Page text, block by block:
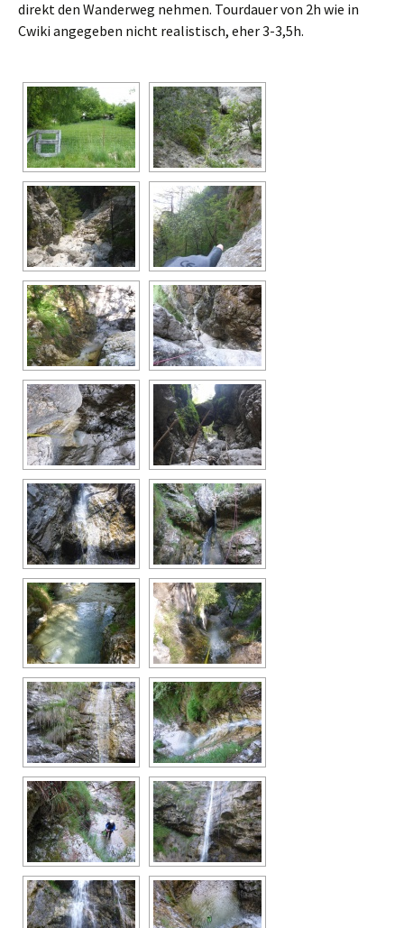
direkt den Wanderweg nehmen. Tourdauer von 2h wie in
Cwiki angegeben nicht realistisch, eher 3-3,5h.